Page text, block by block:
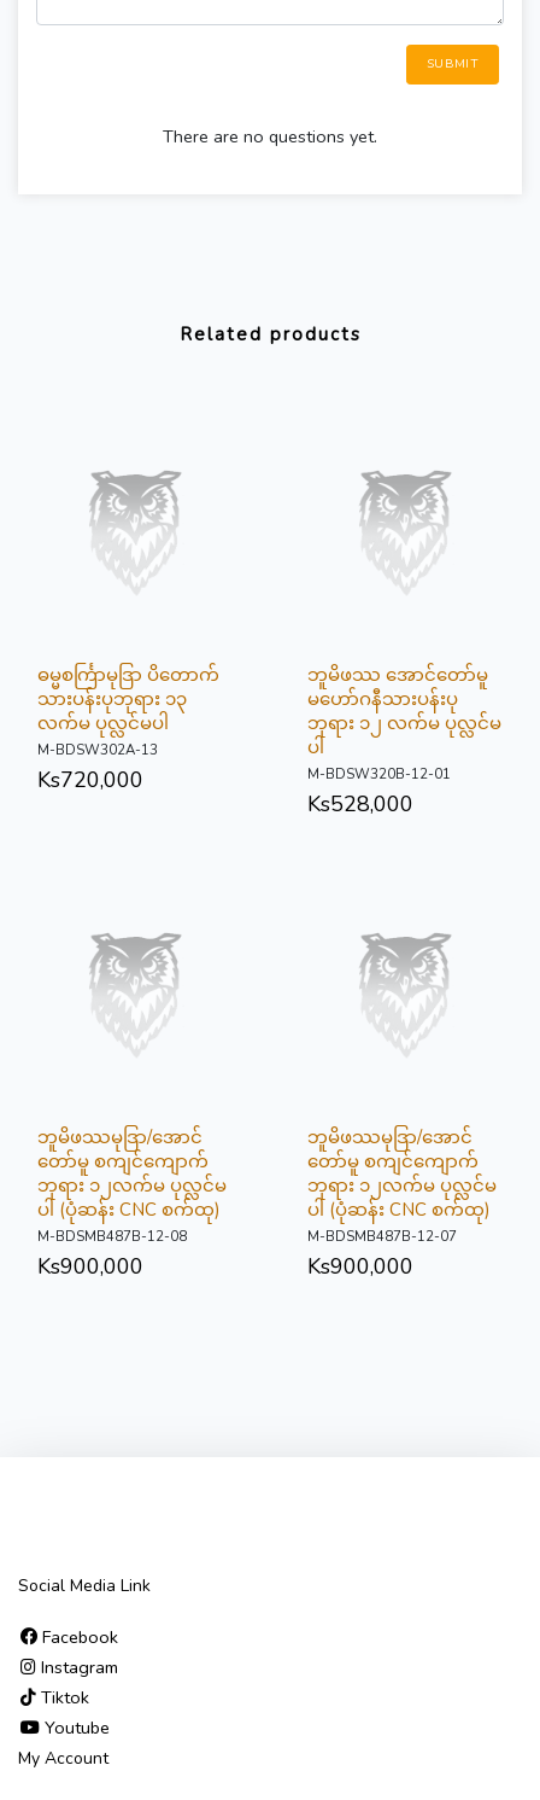
SUBMIT
There are no questions yet.
Related products
ဓမ္မစင်္ကြာမုဒြာ ပိတောက်
သားပန်းပုဘုရား ၁၃
လက်မ ပုလ္လင်မပါ
M-BDSW302A-13
Ks720,000
ဘူမိဖဿ အောင်တော်မူ
မဟော်ဂနီသားပန်းပု
ဘုရား ၁၂ လက်မ ပုလ္လင်မ
ပါ
M-BDSW320B-12-01
Ks528,000
ဘူမိဖဿမုဒြာ/အောင်
တော်မူ စကျင်ကျောက်
ဘုရား ၁၂လက်မ ပုလ္လင်မ
ပါ (ပုံဆန်း CNC စက်ထု)
M-BDSMB487B-12-08
Ks900,000
ဘူမိဖဿမုဒြာ/အောင်
တော်မူ စကျင်ကျောက်
ဘုရား ၁၂လက်မ ပုလ္လင်မ
ပါ (ပုံဆန်း CNC စက်ထု)
M-BDSMB487B-12-07
Ks900,000
Social Media Link
Facebook
Instagram
Tiktok
Youtube
My Account